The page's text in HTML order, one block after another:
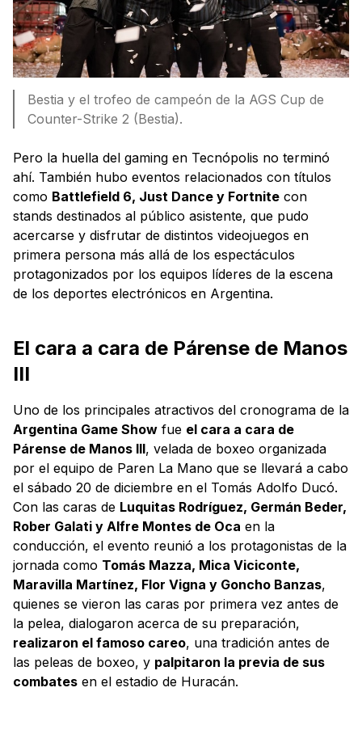
Bestia y el trofeo de campeón de la AGS Cup de
Counter-Strike 2 (Bestia).
Pero la huella del gaming en Tecnópolis no terminó
ahí. También hubo eventos relacionados con títulos
como Battlefield 6, Just Dance y Fortnite con
stands destinados al público asistente, que pudo
acercarse y disfrutar de distintos videojuegos en
primera persona más allá de los espectáculos
protagonizados por los equipos líderes de la escena
de los deportes electrónicos en Argentina.
El cara a cara de Párense de Manos
III
Uno de los principales atractivos del cronograma de la
Argentina Game Show fue el cara a cara de
Párense de Manos III, velada de boxeo organizada
por el equipo de Paren La Mano que se llevará a cabo
el sábado 20 de diciembre en el Tomás Adolfo Ducó.
Con las caras de Luquitas Rodríguez, Germán Beder,
Rober Galati y Alfre Montes de Oca en la
conducción, el evento reunió a los protagonistas de la
jornada como Tomás Mazza, Mica Viciconte,
Maravilla Martínez, Flor Vigna y Goncho Banzas,
quienes se vieron las caras por primera vez antes de
la pelea, dialogaron acerca de su preparación,
realizaron el famoso careo, una tradición antes de
las peleas de boxeo, y palpitaron la previa de sus
combates en el estadio de Huracán.